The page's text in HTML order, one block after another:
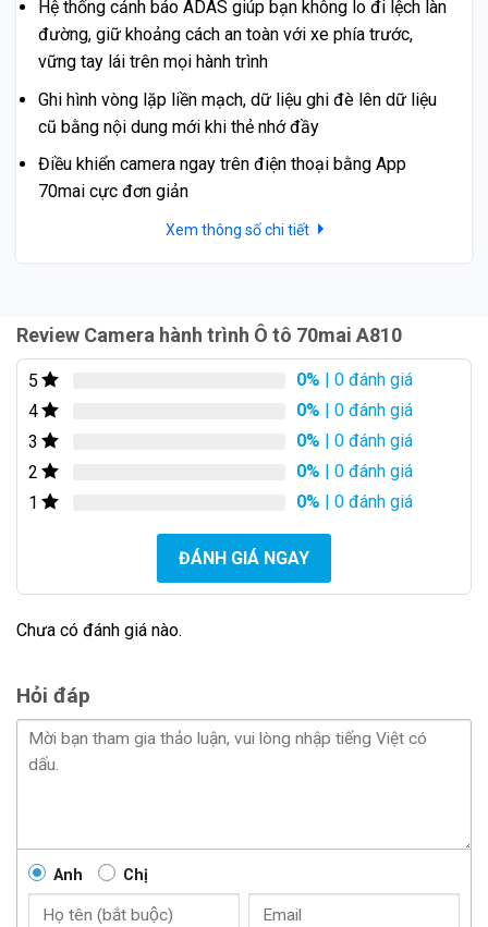
Góc quay rộng 170 độ, giúp ghi lại toàn cảnh xung
quanh xe.
Sử dụng cảm biến Sony IMX678,Camera hành trình Ô
tô 70mai A810 cho hình ảnh chất lượng cao ngay cả
trong điều kiện ánh sáng yếu.
Hỗ trợ GPS, giúp ghi lại thông tin vị trí, thời gian, tốc độ
Được trang bị nhiều tính năng thông minh như ghi hình
hoạt động đáng ngờ xung quanh xe khi đỗ.
Ghi hình 2 kênh cùng lúc
Các tính năng thông minh của Camera
hành trình Ô tô 70mai A810 :
Ghi hình khi va chạm:
Hệ thống cảnh báo ADAS giúp bạn không lo đi lệch làn
đường, giữ khoảng cách an toàn với xe phía trước,
vững tay lái trên mọi hành trình
Ghi hình vòng lặp liền mạch, dữ liệu ghi đè lên dữ liệu
cũ bằng nội dung mới khi thẻ nhớ đầy
Điều khiển camera ngay trên điện thoại bằng App
70mai cực đơn giản
Xem thông số chi tiết
Review Camera hành trình Ô tô 70mai A810
5 0% | 0 đánh giá
4
0% | 0 đánh giá
3
0% | 0 đánh giá
2
0% | 0 đánh giá
1
0% | 0 đánh giá
ĐÁNH GIÁ NGAY
Chưa có đánh giá nào.
Hỏi đáp
Anh Chị